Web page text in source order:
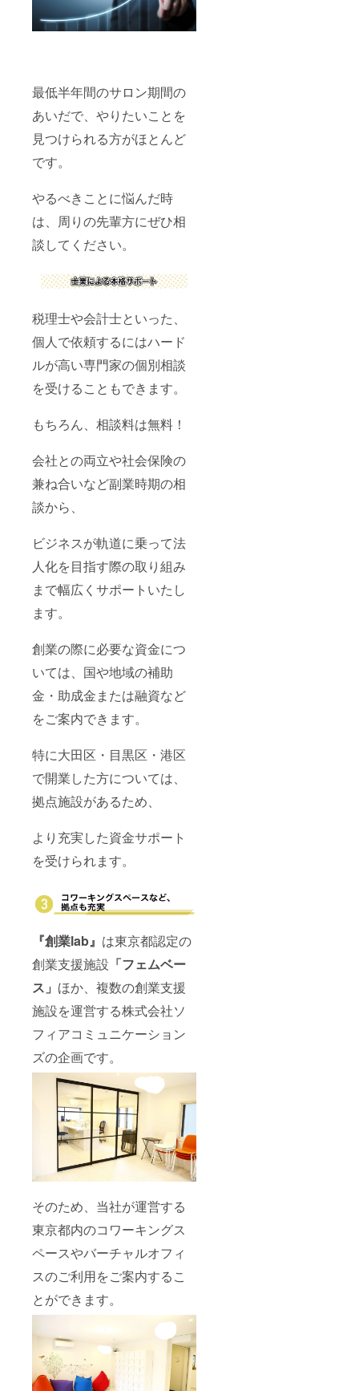
最低半年間のサロン期間の
あいだで、やりたいことを
見つけられる方がほとんど
です。
やるべきことに悩んだ時
は、周りの先輩方にぜひ相
談してください。
税理士や会計士といった、
個人で依頼するにはハード
ルが高い専門家の個別相談
を受けることもできます。
もちろん、相談料は無料！
会社との両立や社会保険の
兼ね合いなど副業時期の相
談から、
ビジネスが軌道に乗って法
人化を目指す際の取り組み
まで幅広くサポートいたし
ます。
創業の際に必要な資金につ
いては、国や地域の補助
金・助成金または融資など
をご案内できます。
特に大田区・目黒区・港区
で開業した方については、
拠点施設があるため、
より充実した資金サポート
を受けられます。
『創業lab』 は東京都認定の
創業支援施設 「フェムベー
ス」 ほか、複数の創業支援
施設を運営する株式会社ソ
フィアコミュニケーション
ズの企画です。
そのため、当社が運営する
東京都内のコワーキングス
ペースやバーチャルオフィ
スのご利用をご案内するこ
とができます。